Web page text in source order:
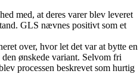
med, at deres varer blev leveret
GLS nævnes positivt som et
over, hvor let det var at bytte en
ønskede variant. Selvom fri
processen beskrevet som hurtig